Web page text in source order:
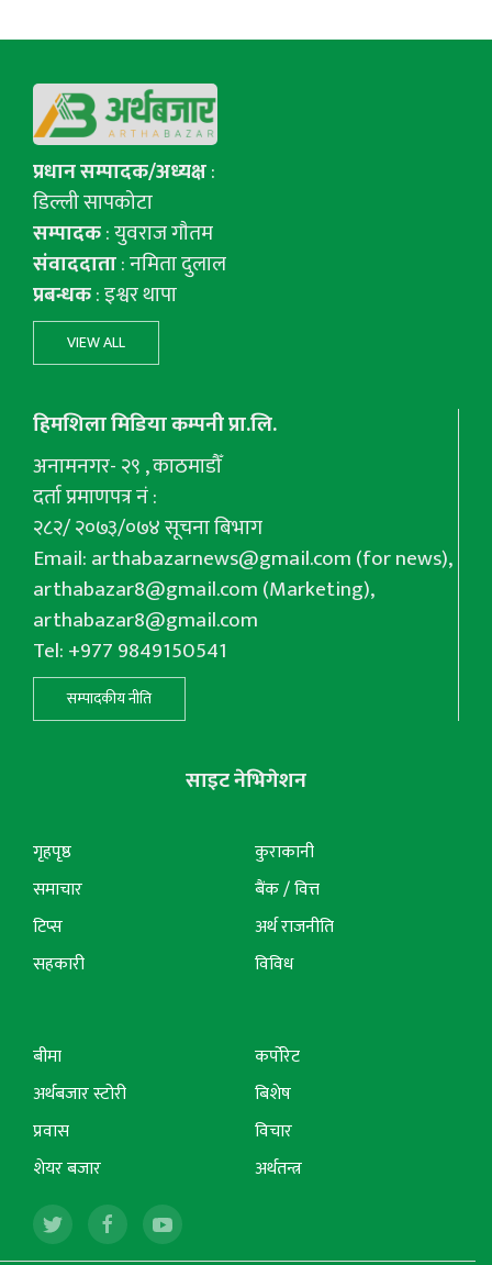
प्रधान सम्पादक/अध्यक्ष:
डिल्ली सापकोटा
सम्पादक: युवराज गाैतम
संवाददाता: नमिता दुलाल
प्रबन्धक: इश्वर थापा
VIEW ALL
हिमशिला मिडिया कम्पनी प्रा.लि.
अनामनगर- २९ , काठमाडौँ
दर्ता प्रमाणपत्र नं :
२८२/ २०७३/०७४ सूचना बिभाग
Email:arthabazarnews@gmail.com(for news),
arthabazar8@gmail.com(Marketing),
arthabazar8@gmail.com
Tel: +977 9849150541
सम्पादकीय नीति
साइट नेभिगेशन
गृहपृष्ठ
समाचार
टिप्स
सहकारी
कुराकानी
बैंक / वित्त
अर्थ राजनीति
विविध
बीमा
अर्थबजार स्टोरी
प्रवास
शेयर बजार
कर्पोरेट
बिशेष
विचार
अर्थतन्त्र